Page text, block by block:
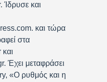
Ίδρυσε και
και τώρα
στα
Έχει μεταφράσει
«Ο ρυθμός και η